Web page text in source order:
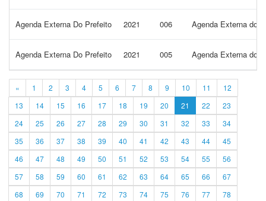
Agenda Externa Do Prefeito 2021 006 Agenda Externa do
Agenda Externa Do Prefeito 2021 005 Agenda Externa do
« 1 2 3 4 5 6 7 8 9 10 11
12
13
14 15 16 17 18 19 20 21 22
23
24
25 26 27 28 29 30 31 32 33
34
35
36 37 38 39 40 41 42 43 44
45
46
47 48 49 50 51 52 53 54 55
56
57
58 59 60 61 62 63 64 65 66
67
68
69 70 71 72 73 74 75 76 77 78